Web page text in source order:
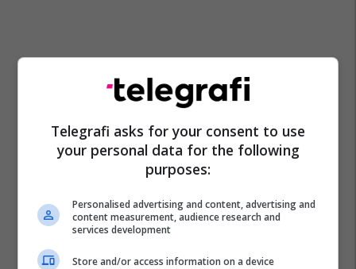
Telegrafi asks for your consent to use
your personal data for the following
purposes:
Personalised advertising and content, advertising and
content measurement, audience research and
services development
Store and/or access information on a device